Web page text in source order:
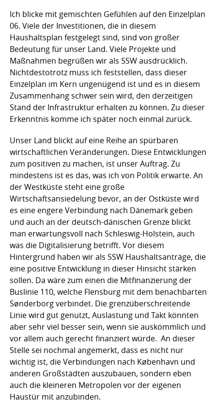
Ich blicke mit gemischten Gefühlen auf den Einzelplan
06. Viele der Investitionen, die in diesem
Haushaltsplan festgelegt sind, sind von großer
Bedeutung für unser Land. Viele Projekte und
Maßnahmen begrüßen wir als SSW ausdrücklich.
Nichtdestotrotz muss ich feststellen, dass dieser
Einzelplan im Kern ungenügend ist und es in diesem
Zusammenhang schwer sein wird, den derzeitigen
Stand der Infrastruktur erhalten zu können. Zu dieser
Erkenntnis komme ich später noch einmal zurück.
Unser Land blickt auf eine Reihe an spürbaren
wirtschaftlichen Veränderungen. Diese Entwicklungen
zum positiven zu machen, ist unser Auftrag. Zu
mindestens ist es das, was ich von Politik erwarte. An
der Westküste steht eine große
Wirtschaftsansiedelung bevor, an der Ostküste wird
es eine engere Verbindung nach Dänemark geben
und auch an der deutsch-dänischen Grenze blickt
man erwartungsvoll nach Schleswig-Holstein, auch
was die Digitalisierung betrifft. Vor diesem
Hintergrund haben wir als SSW Haushaltsanträge, die
eine positive Entwicklung in dieser Hinsicht stärken
sollen. Da wäre zum einen die Mitfinanzierung der
Buslinie 110, welche Flensburg mit dem benachbarten
Sønderborg verbindet. Die grenzüberschreitende
Linie wird gut genutzt, Auslastung und Takt könnten
aber sehr viel besser sein, wenn sie auskömmlich und
vor allem auch gerecht finanziert würde. An dieser
Stelle sei nochmal angemerkt, dass es nicht nur
wichtig ist, die Verbindungen nach København und
anderen Großstädten auszubauen, sondern eben
auch die kleineren Metropolen vor der eigenen
Haustür mit anzubinden.